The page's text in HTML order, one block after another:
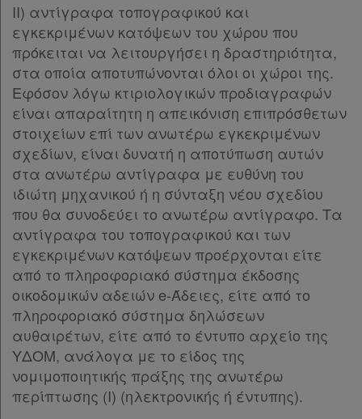
ΙΙ) αντίγραφα τοπογραφικού και
εγκεκριμένων κατόψεων του χώρου που
πρόκειται να λειτουργήσει η δραστηριότητα,
στα οποία αποτυπώνονται όλοι οι χώροι της.
Εφόσον λόγω κτιριολογικών προδιαγραφών
είναι απαραίτητη η απεικόνιση επιπρόσθετων
στοιχείων επί των ανωτέρω εγκεκριμένων
σχεδίων, είναι δυνατή η αποτύπωση αυτών
στα ανωτέρω αντίγραφα με ευθύνη του
ιδιώτη μηχανικού ή η σύνταξη νέου σχεδίου
που θα συνοδεύει το ανωτέρω αντίγραφο. Τα
αντίγραφα του τοπογραφικού και των
εγκεκριμένων κατόψεων προέρχονται είτε
από το πληροφοριακό σύστημα έκδοσης
οικοδομικών αδειών e-Άδειες, είτε από το
πληροφοριακό σύστημα δηλώσεων
αυθαιρέτων, είτε από το έντυπο αρχείο της
ΥΔΟΜ, ανάλογα με το είδος της
νομιμοποιητικής πράξης της ανωτέρω
περίπτωσης (Ι) (ηλεκτρονικής ή έντυπης).